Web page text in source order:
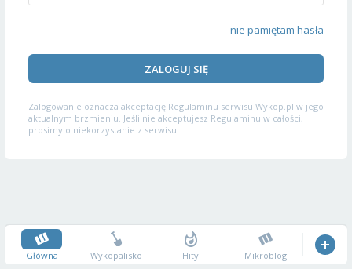
nie pamiętam hasła
ZALOGUJ SIĘ
Zalogowanie oznacza akceptację Regulaminu serwisu Wykop.pl w jego
aktualnym brzmieniu. Jeśli nie akceptujesz Regulaminu w całości,
prosimy o niekorzystanie z serwisu.
Główna Wykopalisko Hity Mikroblog